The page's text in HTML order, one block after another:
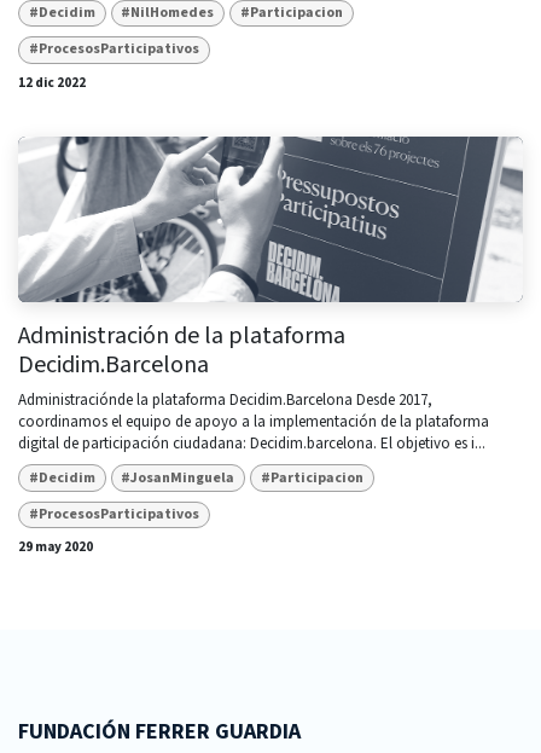
#Decidim #NilHomedes
#Participacion
#ProcesosParticipativos
12 dic 2022
Administración de la plataforma
Decidim.Barcelona
Administraciónde la plataforma Decidim.Barcelona Desde 2017,
coordinamos el equipo de apoyo a la implementación de la plataforma
digital de participación ciudadana: Decidim.barcelona. El objetivo es i...
#Decidim #JosanMinguela
#Participacion
#ProcesosParticipativos
29 may 2020
FUNDACIÓN FERRER GUARDIA